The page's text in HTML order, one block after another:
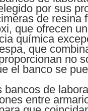
por sus
de
que ofrecen
química
que
no
el banco se
bancos de
entre